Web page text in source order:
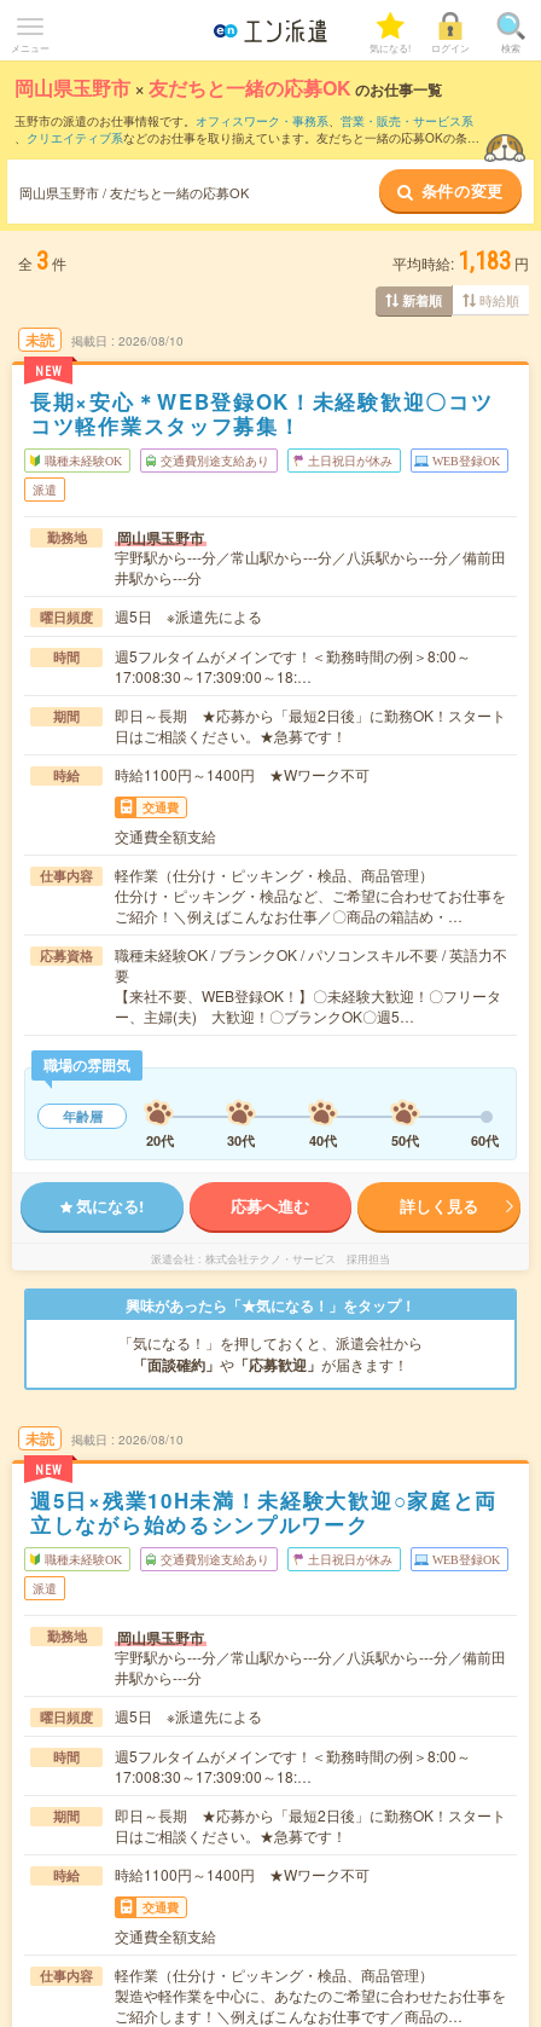
メニュー 気になる! ログイン 検索
岡山県玉野市 ×友だちと一緒の応募OK のお仕事一覧
玉野市の派遣のお仕事情報です。 オフィスワーク・事務系、 営業・販売・サービス系
、 クリエイティブ系などのお仕事を取り揃えています。友だちと一緒の応募OKの条件
岡山県玉野市 / 友だちと一緒の応募OK 条件の変更
全 3件 平均時給: 1,183 円
新着順 時給順
未読
NEW
掲載日 2026/08/10
長期×安心＊WEB登録OK！未経験歓迎〇コツ
コツ軽作業スタッフ募集！
職種未経験OK 交通費別途支給あり 土日祝日が休み WEB登録OK
派遣
勤務地 岡山県玉野市
宇野駅から---分／常山駅から---分／八浜駅から---分／備前田
井駅から---分
曜日頻度 週5日 ※派遣先による
時間
週5フルタイムがメインです！＜勤務時間の例＞8:00～
17:008:30～17:309:00～18:…
期間
即日～長期 ★応募から「最短2日後」に勤務OK！スタート
日はご相談ください。★急募です！
時給 時給1100円～1400円 ★Wワーク不可
交通費
交通費全額支給
仕事内容
軽作業（仕分け・ピッキング・検品、商品管理）
仕分け・ピッキング・検品など、ご希望に合わせてお仕事を
ご紹介！＼例えばこんなお仕事／〇商品の箱詰め・…
応募資格
職種未経験OK / ブランクOK / パソコンスキル不要 / 英語力不
要
【来社不要、WEB登録OK！】〇未経験大歓迎！〇フリータ
ー、主婦(夫) 大歓迎！〇ブランクOK〇週5…
職場の雰囲気
年齢層
20代
30代 40代 50代 60代
気になる! 応募へ進む 詳しく見る
派遣会社 株式会社テクノ・サービス 採用担当
興味があったら「★気になる！」をタップ！
「気になる！」を押しておくと、派遣会社から
「面談確約」 や 「応募歓迎」 が届きます！
未読
NEW
掲載日 2026/08/10
週5日×残業10H未満！未経験大歓迎○家庭と両
立しながら始めるシンプルワーク
職種未経験OK 交通費別途支給あり 土日祝日が休み WEB登録OK
派遣
勤務地 岡山県玉野市
宇野駅から---分／常山駅から---分／八浜駅から---分／備前田
井駅から---分
曜日頻度 週5日 ※派遣先による
時間
週5フルタイムがメインです！＜勤務時間の例＞8:00～
17:008:30～17:309:00～18:…
期間
即日～長期 ★応募から「最短2日後」に勤務OK！スタート
日はご相談ください。★急募です！
時給 時給1100円～1400円 ★Wワーク不可
交通費
交通費全額支給
仕事内容
軽作業（仕分け・ピッキング・検品、商品管理）
製造や軽作業を中心に、あなたのご希望に合わせたお仕事を
ご紹介します！＼例えばこんなお仕事です／商品の…